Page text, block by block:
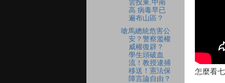
怎麼看
雲投東.中南
高 病毒早已
遍布山區？
嗆馬總統危害公
安？警察濫權
威權復辟？
學生頭破血
流！教授逮捕
移送！憲法保
障言論自由？